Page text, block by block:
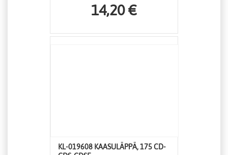
14,20 €
KL-019608 KAASULÄPPÄ, 175 CD-